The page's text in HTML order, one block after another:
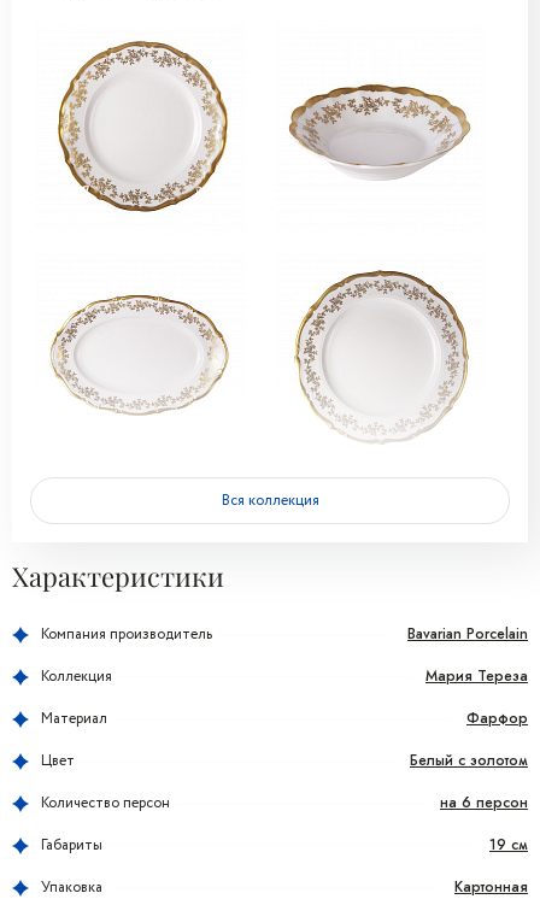
Вся коллекция
Характеристики
Компания производитель Bavarian Porcelain
Коллекция Мария Тереза
Материал Фарфор
Цвет Белый с золотом
Количество персон на 6 персон
Габариты 19 см
Упаковка Картонная